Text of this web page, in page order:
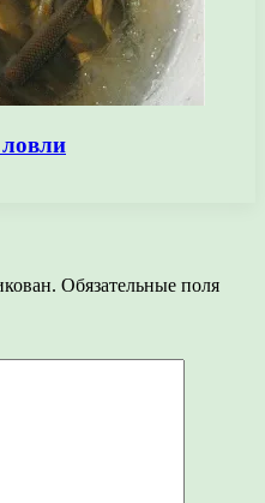
Обязательные поля